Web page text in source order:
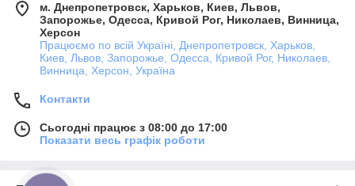
м. Днепропетровск, Харьков, Киев, Львов,
Запорожье, Одесса, Кривой Рог, Николаев, Винница,
Херсон
Працюємо по всій Україні, Днепропетровск, Харьков,
Киев, Львов, Запорожье, Одесса, Кривой Рог, Николаев,
Винница, Херсон, Україна
Контакти
Сьогодні працює з 08:00 до 17:00
Показати весь графік роботи